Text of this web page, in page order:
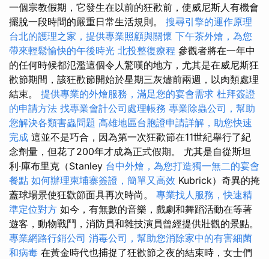
一個宗教假期，它發生在以前的狂歡前，使威尼斯人有機會
擺脫一段時間的嚴重日常生活規則。 搜尋引擎的運作原理
台北的護理之家，提供專業照顧與關懷 下午茶外燴，為您
帶來輕鬆愉快的午後時光 北投整復療程 參觀者將在一年中
的任何時候都氾濫這個令人驚嘆的地方，尤其是在威尼斯狂
歡節期間，該狂歡節開始於星期三灰燼前兩週，以肉類處理
結束。 提供專業的外燴服務，滿足您的宴會需求 杜拜簽證
的申請方法 找專業會計公司處理帳務 專業除蟲公司，幫助
您解決各類害蟲問題 高雄地區台胞證申請詳解，助您快速
完成 這並不是巧合，因為第一次狂歡節在11世紀舉行了紀
念劑量，但花了200年才成為正式假期。 尤其是自從斯坦
利·庫布里克（Stanley 台中外燴，為您打造獨一無二的宴會
餐點 如何辦理柬埔寨簽證，簡單又高效 Kubrick）奇異的掩
蓋球場景使狂歡節面具再次時尚。 專業找人服務，快速精
準定位對方 如今，有無數的音樂，戲劇和舞蹈活動在等著
遊客，動物戰鬥，消防員和雜技演員曾經提供壯觀的景點。
專業網路行銷公司 消毒公司，幫助您消除家中的有害細菌
和病毒 在黃金時代也捕捉了狂歡節之夜的結束時，女士們